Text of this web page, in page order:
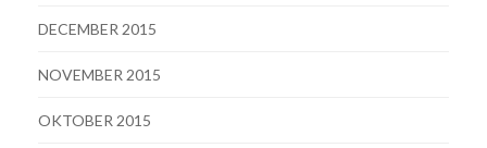
DECEMBER 2015
NOVEMBER 2015
OKTOBER 2015